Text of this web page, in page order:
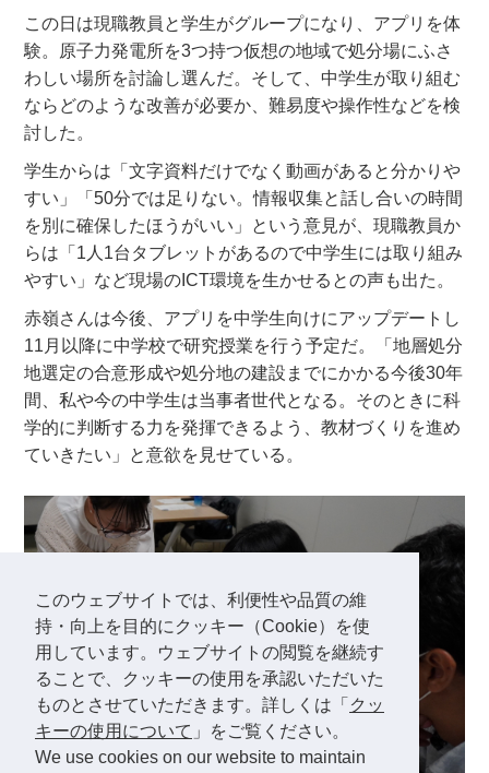
このウェブサイトでは、利便性や品質の維
持・向上を目的にクッキー（Cookie）を使
用しています。ウェブサイトの閲覧を継続す
ることで、クッキーの使用を承認いただいた
ものとさせていただきます。詳しくは「 クッ
キーの使用について 」をご覧ください。
We use cookies on our website to maintain
この日は現職教員と学生がグループになり、アプリを体
験。原子力発電所を3つ持つ仮想の地域で処分場にふさ
わしい場所を討論し選んだ。そして、中学生が取り組む
ならどのような改善が必要か、難易度や操作性などを検
討した。
学生からは「文字資料だけでなく動画があると分かりや
すい」「50分では足りない。情報収集と話し合いの時間
を別に確保したほうがいい」という意見が、現職教員か
らは「1人1台タブレットがあるので中学生には取り組み
やすい」など現場のICT環境を生かせるとの声も出た。
赤嶺さんは今後、アプリを中学生向けにアップデートし
11月以降に中学校で研究授業を行う予定だ。「地層処分
地選定の合意形成や処分地の建設までにかかる今後30年
間、私や今の中学生は当事者世代となる。そのときに科
学的に判断する力を発揮できるよう、教材づくりを進め
ていきたい」と意欲を見せている。